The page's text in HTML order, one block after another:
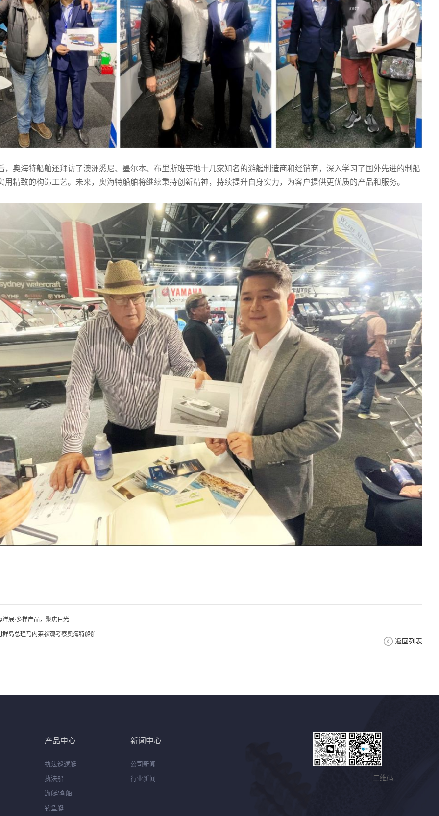
，奥海特船舶还拜访了澳洲悉尼、墨尔本、布里斯班等地十几家知名的游艇制造商和经销商，深入学习了国外先进的制船
用精致的构造工艺。未来，奥海特船舶将继续秉持创新精神，持续提升自身实力，为客户提供更优质的产品和服务。
洋展·多样产品，聚焦目光
群岛总理马内莱参观考察奥海特船舶
返回列表
产品中心
执法巡逻艇
执法船
游艇/客船
钓鱼艇
新闻中心
公司新闻
行业新闻
二维码